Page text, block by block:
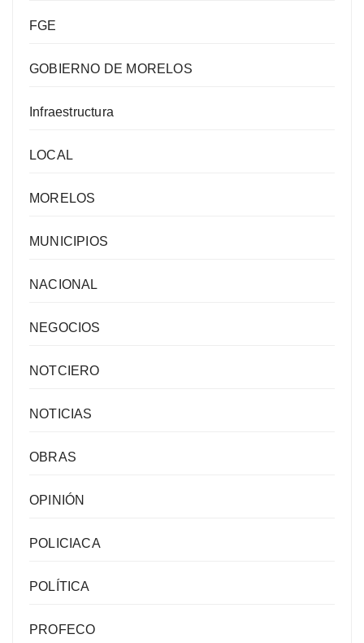
FGE
GOBIERNO DE MORELOS
Infraestructura
LOCAL
MORELOS
MUNICIPIOS
NACIONAL
NEGOCIOS
NOTCIERO
NOTICIAS
OBRAS
OPINIÓN
POLICIACA
POLÍTICA
PROFECO